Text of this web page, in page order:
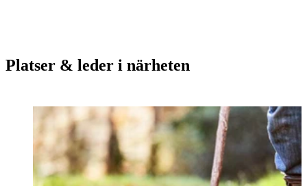
Platser & leder i närheten